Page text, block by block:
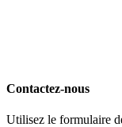
Contactez-nous
Utilisez le formulaire